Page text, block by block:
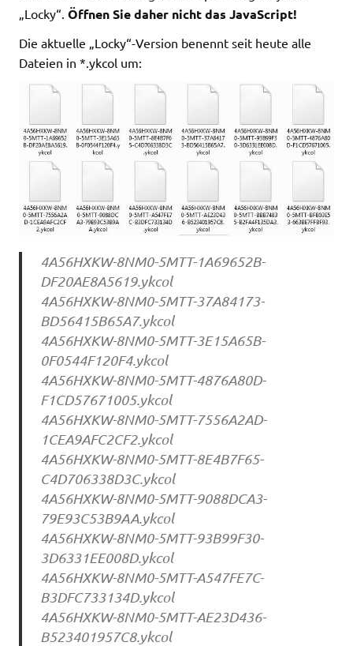
„Locky“. Öffnen Sie daher nicht das JavaScript!
Die aktuelle „Locky“-Version benennt seit heute alle
Dateien in *.ykcol um:
4A56HXKW-8NM0-5MTT-1A69652B-
DF20AE8A5619.ykcol
4A56HXKW-8NM0-5MTT-37A84173-
BD56415B65A7.ykcol
4A56HXKW-8NM0-5MTT-3E15A65B-
0F0544F120F4.ykcol
4A56HXKW-8NM0-5MTT-4876A80D-
F1CD57671005.ykcol
4A56HXKW-8NM0-5MTT-7556A2AD-
1CEA9AFC2CF2.ykcol
4A56HXKW-8NM0-5MTT-8E4B7F65-
C4D706338D3C.ykcol
4A56HXKW-8NM0-5MTT-9088DCA3-
79E93C53B9AA.ykcol
4A56HXKW-8NM0-5MTT-93B99F30-
3D6331EE008D.ykcol
4A56HXKW-8NM0-5MTT-A547FE7C-
B3DFC733134D.ykcol
4A56HXKW-8NM0-5MTT-AE23D436-
B523401957C8.ykcol